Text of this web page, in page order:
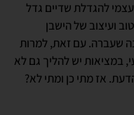
להגדלת שדיים גדל
חיטוב ועיצוב של הישבן
שומן עצמי גדלה ב-26% בשנה שעברה. עם זאת, למרות
במציאות יש להליך גם לא
אז מתי כן ומתי לא?